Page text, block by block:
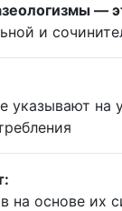
—
и
на
на основе их